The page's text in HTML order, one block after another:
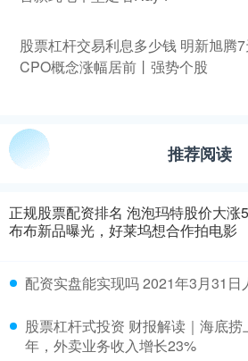
股票杠杆交易利息多少钱 明新旭腾7
CPO概念涨幅居前丨强势个股
推荐阅读
正规股票配资排名 泡泡玛特股价大涨
布布新品曝光，好莱坞想合作拍电影
配资实盘能实现吗 2021年3月31日
股票杠杆式投资 财报解读｜海底
年，外卖业务收入增长23%